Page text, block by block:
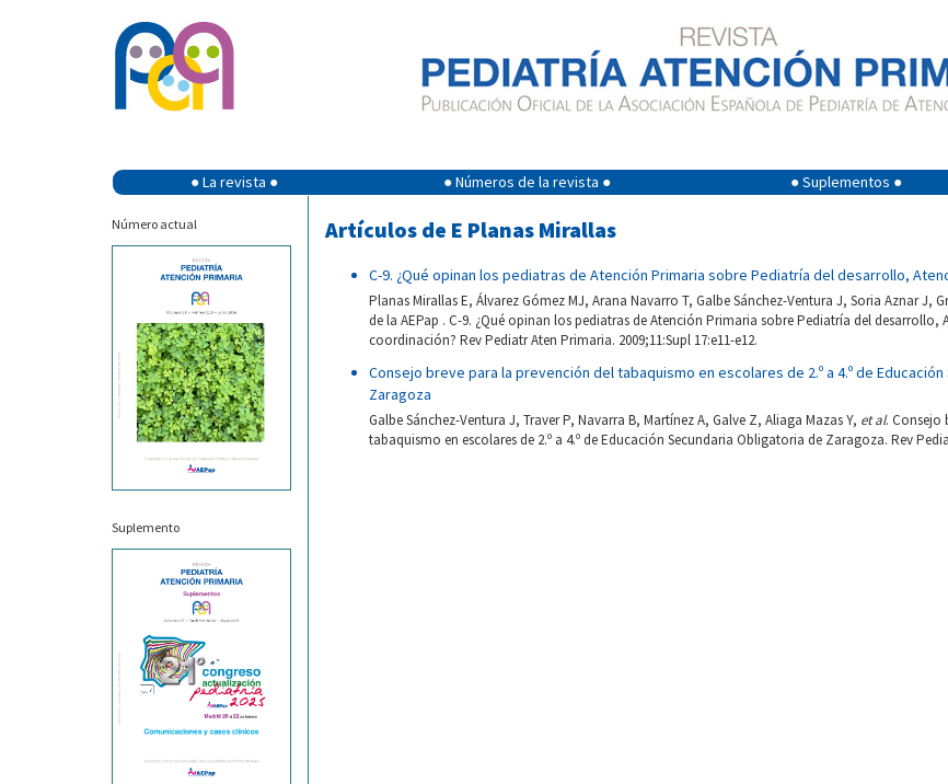
● La revista ● ● Números de la revista ● ● Suplementos ●
Número actual
Suplemento
Artículos de E Planas Mirallas
C-9. ¿Qué opinan los pediatras de Atención Primaria sobre Pediatría del desarrollo,
Planas Mirallas E, Álvarez Gómez MJ, Arana Navarro T, Galbe Sánchez-Ventura J, Soria Aznar J,
de la AEPap . C-9. ¿Qué opinan los pediatras de Atención Primaria sobre Pediatría del desarrollo,
coordinación? Rev Pediatr Aten Primaria. 2009;11:Supl 17:e11-e12.
Consejo breve para la prevención del tabaquismo en escolares de 2.º a 4.º de
Zaragoza
Galbe Sánchez-Ventura J, Traver P, Navarra B, Martínez A, Galve Z, Aliaga Mazas Y, et al. Consejo
tabaquismo en escolares de 2.º a 4.º de Educación Secundaria Obligatoria de Zaragoza. Rev